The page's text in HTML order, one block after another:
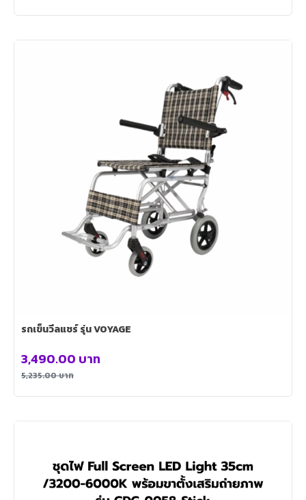
รถเข็นวีลแชร์ รุ่น VOYAGE
5,235.00บาท
3,490.00 บาท